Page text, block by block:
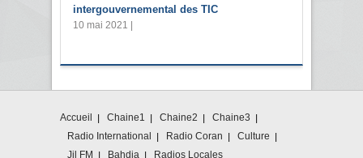
intergouvernemental des TIC
10 mai 2021 |
Accueil Chaine1 Chaine2
Chaine3
Radio International
Radio Coran
Culture
Jil FM
Bahdja Radios Locales